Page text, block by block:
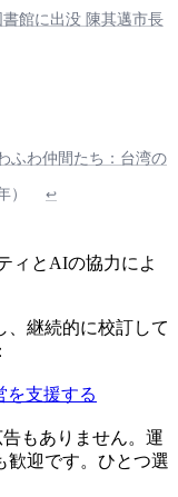
館に出没 陳其邁市長
ふわ仲間たち：台湾の
） ↩
ィとAIの協力によ
、継続的に校訂して
を支援する
もありません。運
歓迎です。ひとつ選